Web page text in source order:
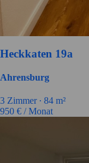
Heckkaten 19a
Ahrensburg
3 Zimmer ∙ 84 m²
950 € / Monat